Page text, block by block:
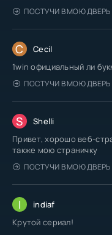
ПОСТУЧИ В МОЮ ДВЕРЬ
C Cecil
1win официальный ли
ПОСТУЧИ В МОЮ ДВЕРЬ
S Shelli
Привет, хорошо веб-
также мою страничку
ПОСТУЧИ В МОЮ ДВЕРЬ
I indiaf
Крутой сериал!